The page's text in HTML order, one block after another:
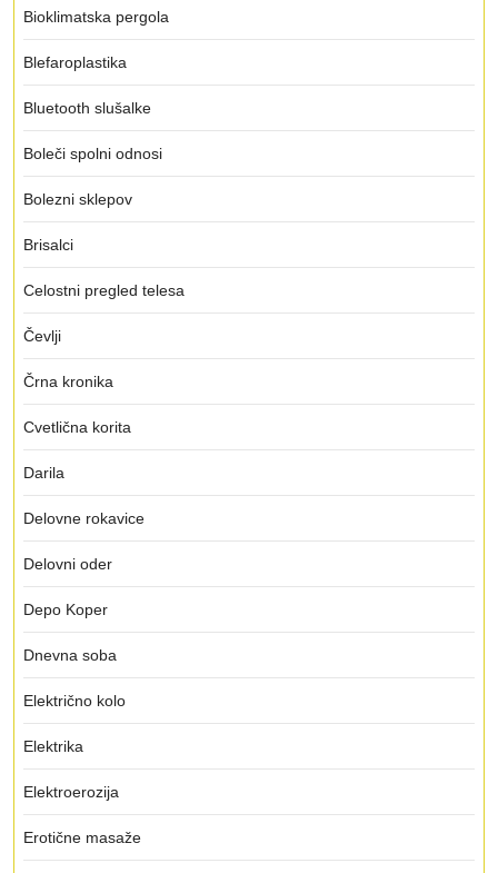
Bioklimatska pergola
Blefaroplastika
Bluetooth slušalke
Boleči spolni odnosi
Bolezni sklepov
Brisalci
Celostni pregled telesa
Čevlji
Črna kronika
Cvetlična korita
Darila
Delovne rokavice
Delovni oder
Depo Koper
Dnevna soba
Električno kolo
Elektrika
Elektroerozija
Erotične masaže